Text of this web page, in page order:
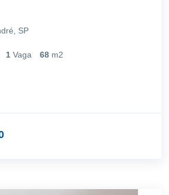
SP
1 Vaga 68 m2